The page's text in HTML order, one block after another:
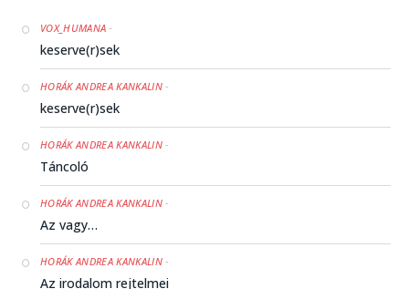
VOX_HUMANA -
keserve(r)sek
HORÁK ANDREA KANKALIN-
keserve(r)sek
HORÁK ANDREA KANKALIN-
Táncoló
HORÁK ANDREA KANKALIN-
Az vagy…
HORÁK ANDREA KANKALIN-
Az irodalom rejtelmei